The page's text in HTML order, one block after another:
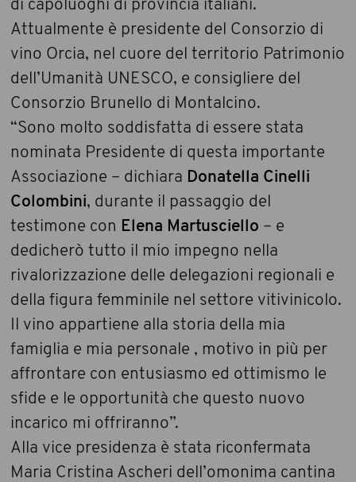
di capoluoghi di provincia italiani.
Attualmente è presidente del Consorzio di
vino Orcia, nel cuore del territorio Patrimonio
dell’Umanità UNESCO, e consigliere del
Consorzio Brunello di Montalcino.
“Sono molto soddisfatta di essere stata
nominata Presidente di questa importante
Associazione – dichiara Donatella Cinelli
Colombini, durante il passaggio del
testimone con Elena Martusciello – e
dedicherò tutto il mio impegno nella
rivalorizzazione delle delegazioni regionali e
della figura femminile nel settore vitivinicolo.
Il vino appartiene alla storia della mia
famiglia e mia personale , motivo in più per
affrontare con entusiasmo ed ottimismo le
sfide e le opportunità che questo nuovo
incarico mi offriranno”.
Alla vice presidenza è stata riconfermata
Maria Cristina Ascheri dell’omonima cantina